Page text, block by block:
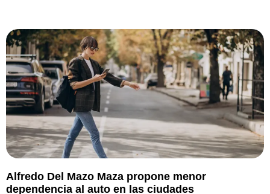
Alfredo Del Mazo Maza propone menor
dependencia al auto en las ciudades